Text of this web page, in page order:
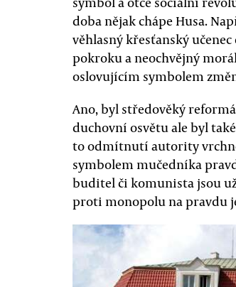
doba nějak chápe Husa.
věhlasný křesťanský
pokroku a neochvějný
oslovujícím symbolem
Ano, byl středověký
duchovní osvětu ale byl
to odmítnutí autority
symbolem mučedníka
buditel či komunista jsou
proti monopolu na pravdu